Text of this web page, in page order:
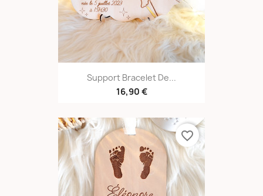
Support Bracelet De...
16,90 €
favorite_border